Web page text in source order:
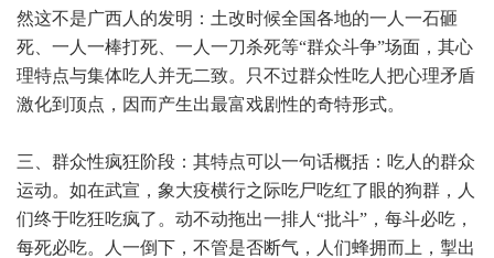
然这不是广西人的发明：土改时候全国各地的一人一石砸
死、一人一棒打死、一人一刀杀死等“群众斗争”场面，其心
理特点与集体吃人并无二致。只不过群众性吃人把心理矛盾
激化到顶点，因而产生出最富戏剧性的奇特形式。
三、群众性疯狂阶段：其特点可以一句话概括：吃人的群众
运动。如在武宣，象大疫横行之际吃尸吃红了眼的狗群，人
们终于吃狂吃疯了。动不动拖出一排人“批斗”，每斗必吃，
每死必吃。人一倒下，不管是否断气，人们蜂拥而上，掣出